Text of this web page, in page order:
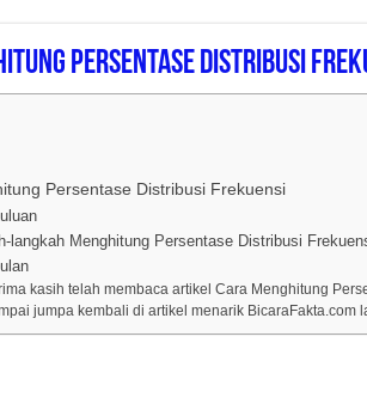
Persentase Distribusi
Persentase Distribusi Frekuensi
langkah Menghitung Persentase Distribusi
kasih telah membaca artikel Cara Menghitung
jumpa kembali di artikel menarik BicaraFakta.com